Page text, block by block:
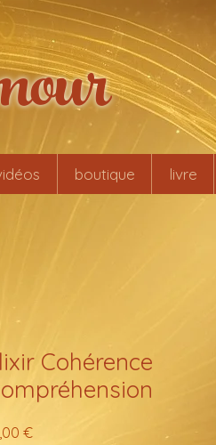
boutique livre
Cohérence
€Prix